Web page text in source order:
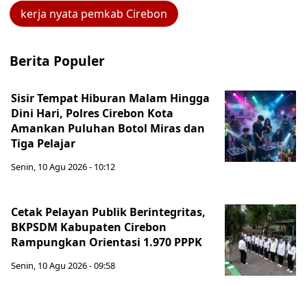
kerja nyata pemkab Cirebon
Berita Populer
Sisir Tempat Hiburan Malam Hingga
Dini Hari, Polres Cirebon Kota
Amankan Puluhan Botol Miras dan
Tiga Pelajar
Senin, 10 Agu 2026 - 10:12
Cetak Pelayan Publik Berintegritas,
BKPSDM Kabupaten Cirebon
Rampungkan Orientasi 1.970 PPPK
Senin, 10 Agu 2026 - 09:58